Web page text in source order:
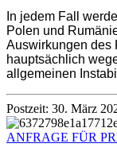
In jedem Fall
Polen und
Auswirkungen des
hauptsächlich
allgemeinen
Postzeit: 30. März
ANFRAGE FÜR